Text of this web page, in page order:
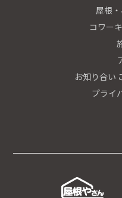
屋根
コワー
お知り合い
プライ